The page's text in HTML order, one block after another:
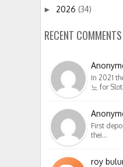
► 2026 (34)
RECENT COMMENTS
In 2021
노 for
First
thei…
roy